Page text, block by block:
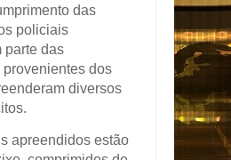
das
policiais
parte das
provenientes dos
diversos
apreendidos estão